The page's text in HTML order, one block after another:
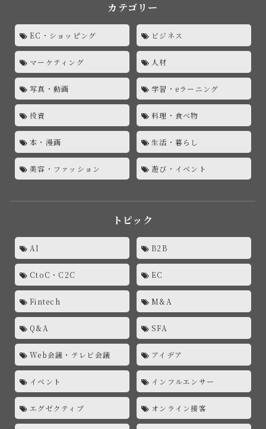
カテゴリー
EC・ショッピング ビジネス
マーケティング 人材
写真・動画 学習・eラーニング
投資 料理・食べ物
本・漫画 生活・暮らし
美容・ファッション 遊び・イベント
トピック
AI B2B
CtoC・C2C EC
Fintech M&A
Q&A SFA
Web会議・テレビ会議 アイデア
イベント インフルエンサー
エグゼクティブ オンライン接客